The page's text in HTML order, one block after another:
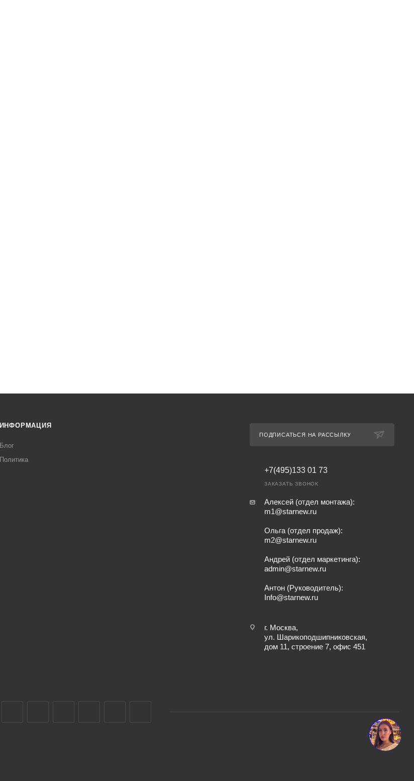
ИНФОРМАЦИЯ
Блог
Политика
ПОДПИСАТЬСЯ НА РАССЫЛКУ
+7(495)133 01 73
ЗАКАЗАТЬ ЗВОНОК
Алексей (отдел монтажа):
m1@starnew.ru
Ольга (отдел продаж):
m2@starnew.ru
Андрей (отдел маркетинга):
admin@starnew.ru
Антон (Руководитель):
Info@starnew.ru
г. Москва,
ул. Шарикоподшипниковская,
дом 11, строение 7, офис 451